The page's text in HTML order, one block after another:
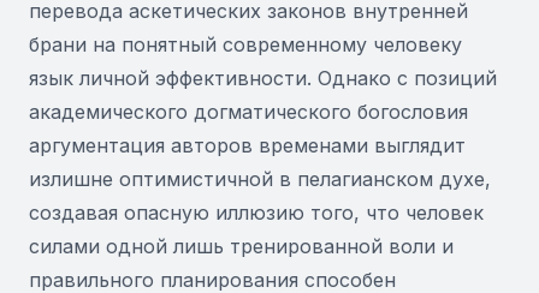
перевода аскетических законов внутренней
брани на понятный современному человеку
язык личной эффективности. Однако с позиций
академического догматического богословия
аргументация авторов временами выглядит
излишне оптимистичной в пелагианском духе,
создавая опасную иллюзию того, что человек
силами одной лишь тренированной воли и
правильного планирования способен